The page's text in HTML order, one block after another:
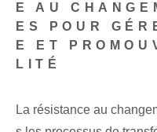
E AU
ES POUR
E ET
LITÉ
La résistance au